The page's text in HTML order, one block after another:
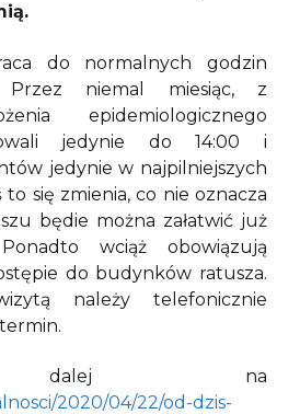
do normalnych godzin
Przez niemal miesiąc, z
epidemiologicznego
jedynie do 14:00 i
jedynie w najpilniejszych
to się zmienia, co nie oznacza
będie można załatwić już
wciąż obowiązują
do budynków ratusza.
należy telefonicznie
dalej na
2020/04/22/od-dzis-